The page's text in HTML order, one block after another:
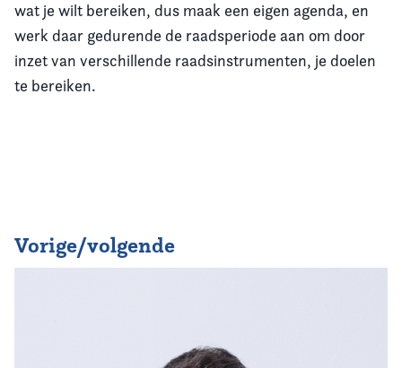
wat je wilt bereiken, dus maak een eigen agenda, en
werk daar gedurende de raadsperiode aan om door
inzet van verschillende raadsinstrumenten, je doelen
te bereiken.
Vorige/volgende